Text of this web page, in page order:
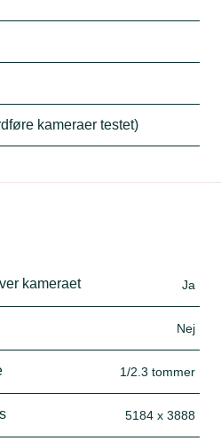
kameraer testet)
kameraet Ja
Nej
1/2.3 tommer
5184 x 3888